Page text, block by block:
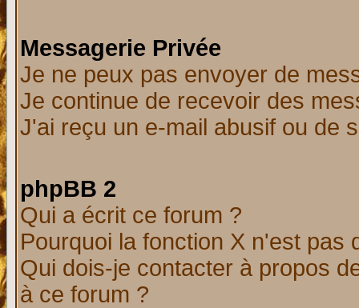
Messagerie Privée
Je ne peux pas envoyer de
Je continue de recevoir des
J'ai reçu un e-mail abusif ou de
phpBB 2
Qui a écrit ce forum ?
Pourquoi la fonction X n'est pas
Qui dois-je contacter à propos
à ce forum ?